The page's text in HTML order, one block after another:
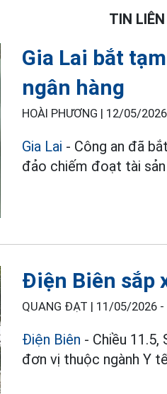
TIN
Gia Lai bắt
ngân hàng
HOÀI PHƯƠNG | 12/05/
Gia Lai - Công an đã
đảo chiếm đoạt tài sản
Điện Biên sắp
QUANG ĐẠT | 11/05/2026 -
Điện Biên - Chiều
đơn vị thuộc ngành Y